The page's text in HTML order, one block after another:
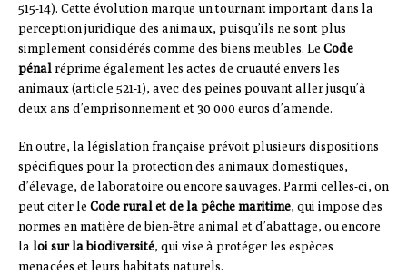
515-14). Cette évolution marque un tournant important dans la
perception juridique des animaux, puisqu’ils ne sont plus
simplement considérés comme des biens meubles. Le Code
pénalréprime également les actes de cruauté envers les
animaux (article 521-1), avec des peines pouvant aller jusqu’à
deux ans d’emprisonnement et 30 000 euros d’amende.
En outre, la législation française prévoit plusieurs dispositions
spécifiques pour la protection des animaux domestiques,
d’élevage, de laboratoire ou encore sauvages. Parmi celles-ci, on
peut citer le Code rural et de la pêche maritime, qui impose des
normes en matière de bien-être animal et d’abattage, ou encore
la loi sur la biodiversité, qui vise à protéger les espèces
menacées et leurs habitats naturels.